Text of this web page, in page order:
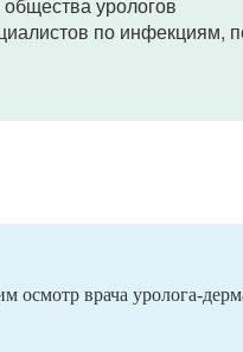
по инфекциям,
осмотр врача уролога-